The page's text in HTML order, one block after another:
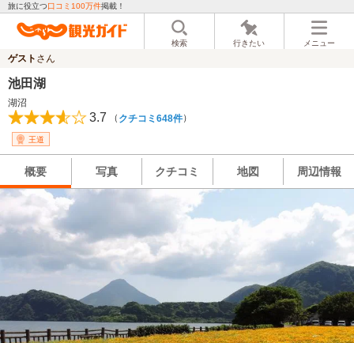
旅に役立つ口コミ100万件掲載！
検索 行きたい メニュー
ゲスト さん
池田湖
湖沼
3.7 （ クチコミ648件）
王道
概要 写真 クチコミ 地図 周辺情報